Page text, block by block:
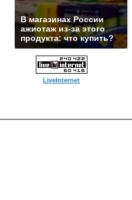
В магазинах России
ажиотаж из-за этого
продукта: что купить?
LiveInternet